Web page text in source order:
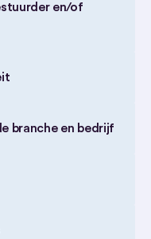
en/of
branche en bedrijf